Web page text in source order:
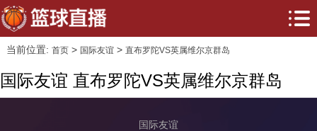
当前位置: 首页> 国际友谊> 直布罗陀VS英属维尔京群岛
国际友谊 直布罗陀VS英属维尔京群岛
国际友谊